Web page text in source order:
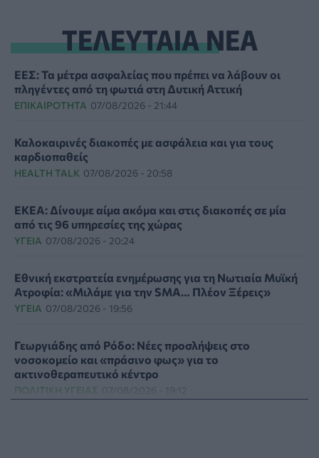
ΤΕΛΕΥΤΑΙΑ ΝΕΑ
ΕΕΣ: Τα μέτρα ασφαλείας που πρέπει να λάβουν οι
πληγέντες από τη φωτιά στη Δυτική Αττική
ΕΠΙΚΑΙΡΌΤΗΤΑ 07/08/2026 - 21:44
Καλοκαιρινές διακοπές με ασφάλεια και για τους
καρδιοπαθείς
HEALTH TALK 07/08/2026 - 20:58
ΕΚΕΑ: Δίνουμε αίμα ακόμα και στις διακοπές σε μία
από τις 96 υπηρεσίες της χώρας
ΥΓΕΊΑ 07/08/2026 - 20:24
Εθνική εκστρατεία ενημέρωσης για τη Νωτιαία Μυϊκή
Ατροφία: «Μιλάμε για την SMA… Πλέον Ξέρεις»
ΥΓΕΊΑ 07/08/2026 - 19:56
Γεωργιάδης από Ρόδο: Νέες προσλήψεις στο
νοσοκομείο και «πράσινο φως» για το
ακτινοθεραπευτικό κέντρο
ΠΟΛΙΤΙΚΉ ΥΓΕΊΑΣ 07/08/2026 - 19:12